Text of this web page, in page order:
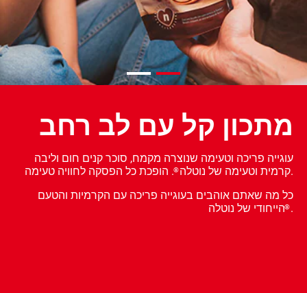
מתכון קל עם לב רחב
עוגייה פריכה וטעימה שנוצרה מקמח, סוכר קנים חום וליבה
קרמית וטעימה של נוטלה®
. הופכת כל הפסקה לחוויה טעימה.
כל מה שאתם אוהבים בעוגייה פריכה עם הקרמיות והטעם
הייחודי של נוטלה®.